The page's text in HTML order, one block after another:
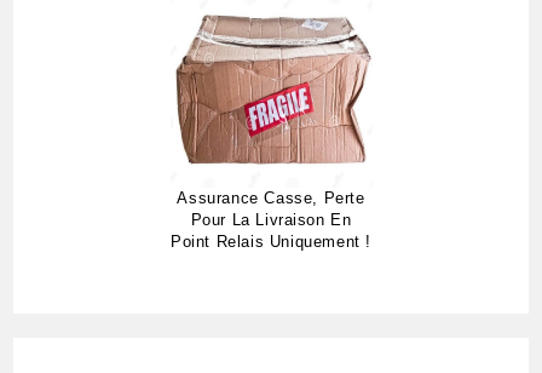
Assurance Casse, Perte
Pour La Livraison En
Point Relais Uniquement !